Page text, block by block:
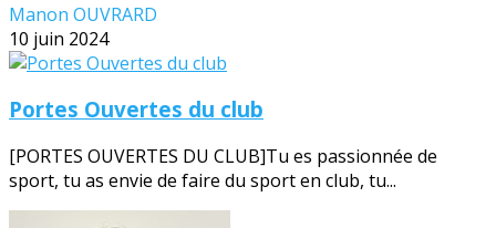
Manon OUVRARD
10 juin 2024
Portes Ouvertes du club
[PORTES OUVERTES DU CLUB]Tu es passionnée de
sport, tu as envie de faire du sport en club, tu...